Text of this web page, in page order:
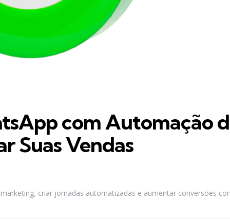
com Automação
Suas Vendas
criar jornadas automatizadas e aumentar conversões